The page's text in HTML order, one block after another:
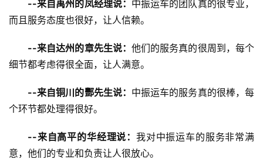
--来自禹州的凤经理说： 中振运车的团队真的很专业，
而且服务态度也很好，让人信赖。
--来自达州的章先生说： 他们的服务真的很周到，每个
细节都考虑得很全面，让人满意。
--来自铜川的酆先生说： 中振运车的服务真的很棒，每
个环节都处理得很好。
--来自高平的华经理说： 我对中振运车的服务非常满
意，他们的专业和负责让人很放心。